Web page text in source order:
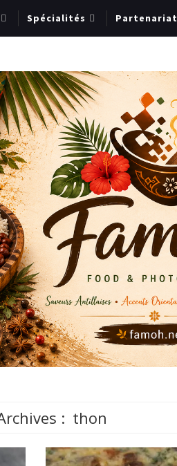
Spécialités Partenariat
: thon